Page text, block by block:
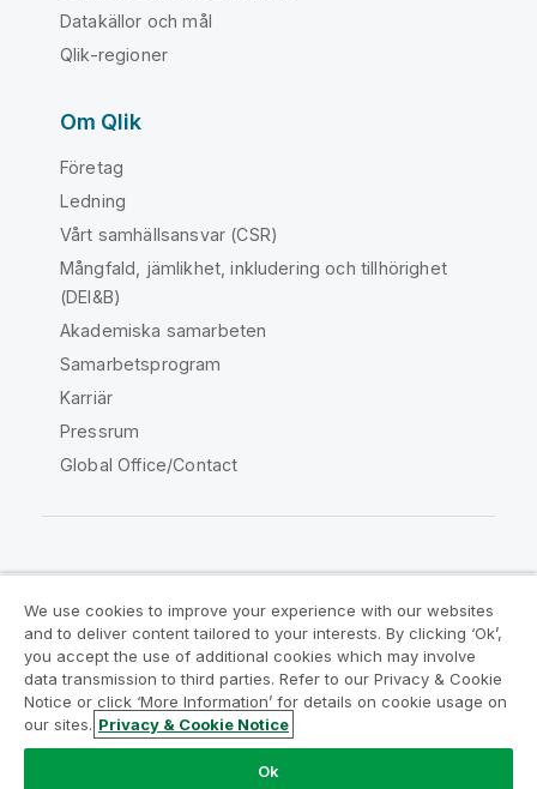
Datakällor och mål
Qlik-regioner
Om Qlik
Företag
Ledning
Vårt samhällsansvar (CSR)
Mångfald, jämlikhet, inkludering och tillhörighet
(DEI&B)
Akademiska samarbeten
Samarbetsprogram
Karriär
Pressrum
Global Office/Contact
Juridiska avtal
Produktvillkor
Legal Policies
Legal Policies
Användningsvillkor
Varumärken
Do Not Share My Info
Copyright © 1993-2026 QlikTech International AB. Alla
We use cookies to improve your experience with our websites
and to deliver content tailored to your interests. By clicking ‘Ok’,
you accept the use of additional cookies which may involve
data transmission to third parties. Refer to our Privacy & Cookie
Notice or click ‘More Information’ for details on cookie usage on
our sites. Privacy & Cookie Notice
Ok